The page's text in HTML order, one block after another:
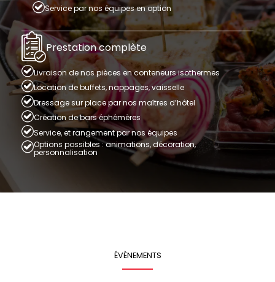
Service par nos équipes en option
Prestation complète
Livraison de nos pièces en conteneurs isothermes
Location de buffets, nappages, vaisselle
Dressage sur place par nos maîtres d’hôtel
Création de bars éphémères
Service, et rangement par nos équipes
Options possibles : animations, décoration,
personnalisation
ÉVÈNEMENTS